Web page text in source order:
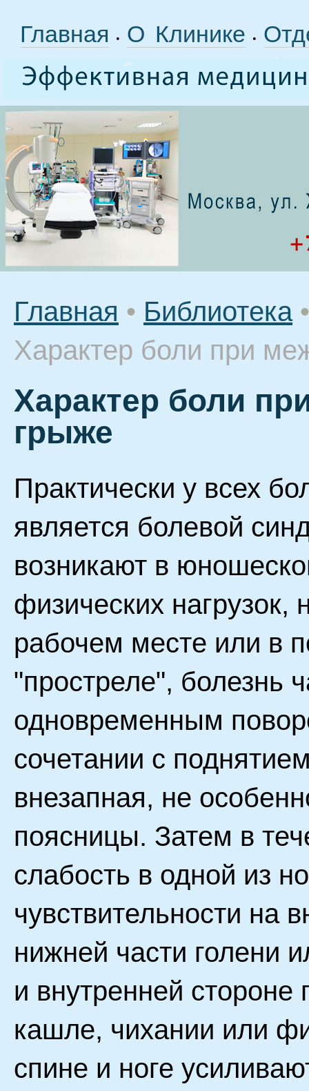
Главная • О Клинике •
Главная • Библиотека •
Характер боли при
Характер боли
грыже
Практически у всех
является болевой
возникают в
физических нагрузок,
рабочем месте или в
"простреле", болезнь
одновременным
сочетании с
внезапная, не
поясницы. Затем в
слабость в одной из
чувствительности на
нижней части голени
и внутренней
кашле, чихании или
спине и ноге